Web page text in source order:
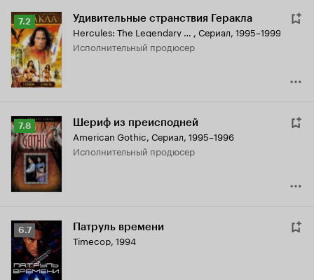
Рейтинг
Кинопоиска
7.2
7.2 Удивительные странствия Геракла
Hercules: The Legendary Journeys , Сериал, 1995–1999
исполнительный продюсер
Рейтинг
Кинопоиска
7.8
7.8 Шериф из преисподней
American Gothic, Сериал, 1995–1996
исполнительный продюсер
Рейтинг
Кинопоиска
6.7
6.7 Патруль времени
Timecop, 1994